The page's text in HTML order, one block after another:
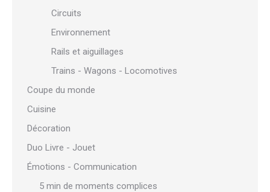
Circuits
Environnement
Rails et aiguillages
Trains - Wagons - Locomotives
Coupe du monde
Cuisine
Décoration
Duo Livre - Jouet
Émotions - Communication
5 min de moments complices